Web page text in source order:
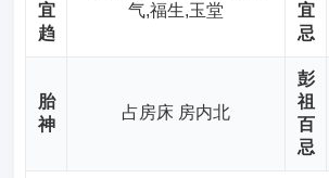
宜
趋
气,福生,玉堂
宜
忌
胎
神
占房床 房内北
彭
祖
百
忌